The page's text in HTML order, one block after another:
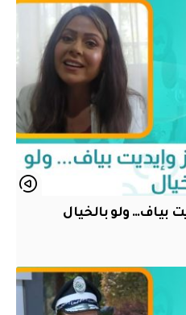
بياف… ولو بالخيال